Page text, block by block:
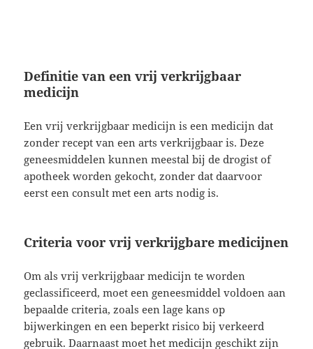
Definitie van een vrij verkrijgbaar
medicijn
Een vrij verkrijgbaar medicijn is een medicijn dat
zonder recept van een arts verkrijgbaar is. Deze
geneesmiddelen kunnen meestal bij de drogist of
apotheek worden gekocht, zonder dat daarvoor
eerst een consult met een arts nodig is.
Criteria voor vrij verkrijgbare medicijnen
Om als vrij verkrijgbaar medicijn te worden
geclassificeerd, moet een geneesmiddel voldoen aan
bepaalde criteria, zoals een lage kans op
bijwerkingen en een beperkt risico bij verkeerd
gebruik. Daarnaast moet het medicijn geschikt zijn